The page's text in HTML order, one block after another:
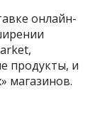
онлайн-
продукты, и
магазинов.